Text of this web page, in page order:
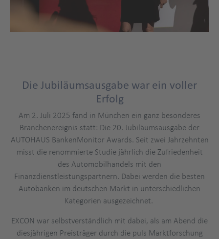
Die Jubiläumsausgabe war ein voller
Erfolg
Am 2. Juli 2025 fand in München ein ganz besonderes
Branchenereignis statt: Die 20. Jubiläumsausgabe der
AUTOHAUS BankenMonitor Awards. Seit zwei Jahrzehnten
misst die renommierte Studie jährlich die Zufriedenheit
des Automobilhandels mit den
Finanzdienstleistungspartnern. Dabei werden die besten
Autobanken im deutschen Markt in unterschiedlichen
Kategorien ausgezeichnet.
EXCON war selbstverständlich mit dabei, als am Abend die
diesjährigen Preisträger durch die puls Marktforschung